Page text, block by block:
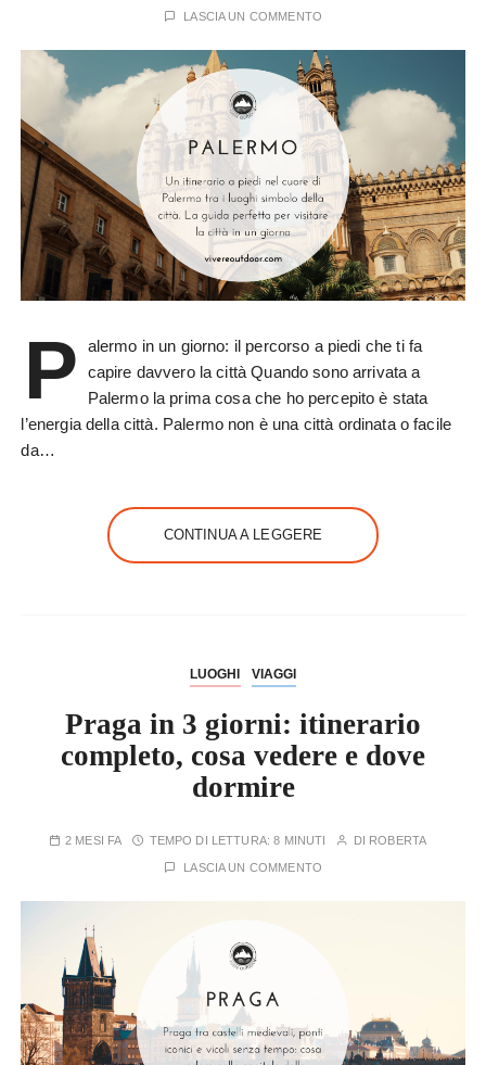
LASCIA UN COMMENTO
P
alermo in un giorno: il percorso a piedi che ti fa
capire davvero la città Quando sono arrivata a
Palermo la prima cosa che ho percepito è stata
l’energia della città. Palermo non è una città ordinata o facile
da…
CONTINUA A LEGGERE
LUOGHI VIAGGI
Praga in 3 giorni: itinerario
completo, cosa vedere e dove
dormire
2 MESI FA TEMPO DI LETTURA:8 MINUTI DI ROBERTA
LASCIA UN COMMENTO